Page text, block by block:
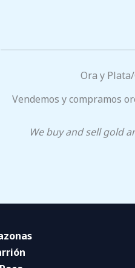
Ora y
Vendemos y compramos
We buy and sell gold